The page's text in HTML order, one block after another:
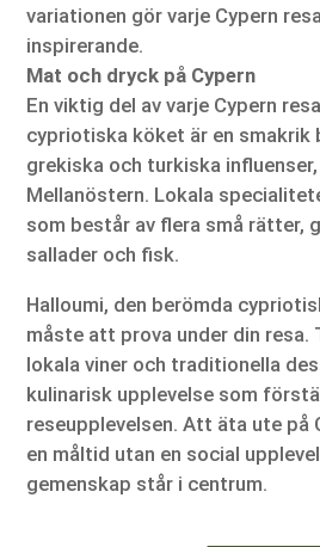
variationen gör varje Cypern
inspirerande.
Mat och dryck på Cypern
En viktig del av varje Cypern
cypriotiska köket är en smakrik
grekiska och turkiska
Mellanöstern. Lokala
som består av flera små rätter,
sallader och fisk.
Halloumi, den berömda
måste att prova under din resa.
lokala viner och traditionella
kulinarisk upplevelse som
reseupplevelsen. Att äta ute på
en måltid utan en social
gemenskap står i centrum.